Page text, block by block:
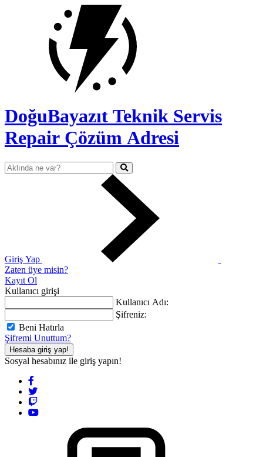
DoğuBayazıt Teknik Servis
Repair Çözüm Adresi
Giriş Yap
Zaten üye misin?
Kayıt Ol
Kullanıcı girişi
Kullanıcı Adı:
Şifreniz:
Beni Hatırla
Şifremi Unuttum?
Hesaba giriş yap!
Sosyal hesabınız ile giriş yapın!